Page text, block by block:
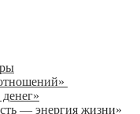
— энергия жизни»